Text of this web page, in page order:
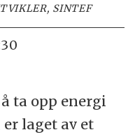
SINTEF
ta opp energi
laget av et